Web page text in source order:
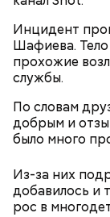
Инцидент
Шафиева.
прохожие
службы.
По словам
добрым и
было много
Из-за них
добавилось и
рос в
их Гасанову. А
вызвать
распределял